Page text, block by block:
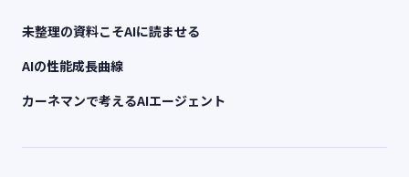
未整理の資料こそAIに読ませる
AIの性能成長曲線
カーネマンで考えるAIエージェント